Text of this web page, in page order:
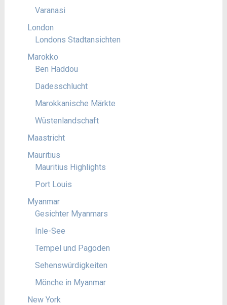
Varanasi
London
Londons Stadtansichten
Marokko
Ben Haddou
Dadesschlucht
Marokkanische Märkte
Wüstenlandschaft
Maastricht
Mauritius
Mauritius Highlights
Port Louis
Myanmar
Gesichter Myanmars
Inle-See
Tempel und Pagoden
Sehenswürdigkeiten
Mönche in Myanmar
New York